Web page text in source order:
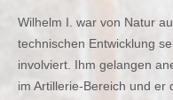
Wilhelm I. war von Natur
technischen Entwicklung
involviert. Ihm gelangen
im Artillerie-Bereich und er